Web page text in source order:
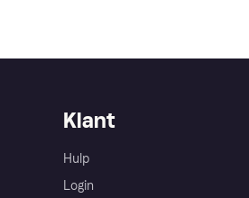
Klant
Hulp
Login